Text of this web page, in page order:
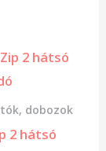
dobozok
2 hátsó